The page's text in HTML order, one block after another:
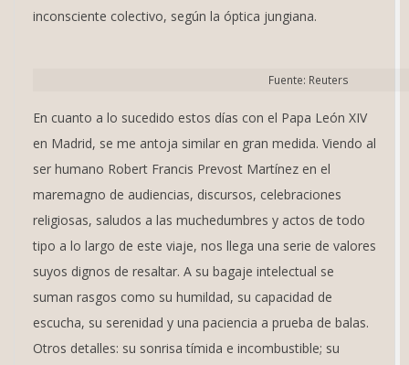
inconsciente colectivo, según la óptica jungiana.
Fuente: Reuters
En cuanto a lo sucedido estos días con el Papa León XIV
en Madrid, se me antoja similar en gran medida. Viendo al
ser humano Robert Francis Prevost Martínez en el
maremagno de audiencias, discursos, celebraciones
religiosas, saludos a las muchedumbres y actos de todo
tipo a lo largo de este viaje, nos llega una serie de valores
suyos dignos de resaltar. A su bagaje intelectual se
suman rasgos como su humildad, su capacidad de
escucha, su serenidad y una paciencia a prueba de balas.
Otros detalles: su sonrisa tímida e incombustible; su